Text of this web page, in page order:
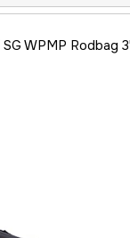
SG WPMP Rodbag